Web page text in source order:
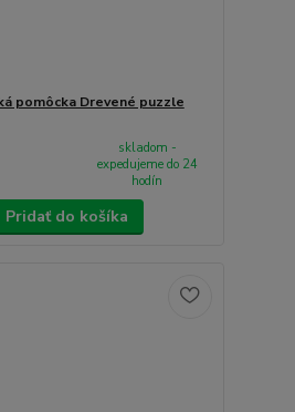
pomôcka Drevené puzzle
skladom -
expedujeme do 24
hodín
Pridať do košíka